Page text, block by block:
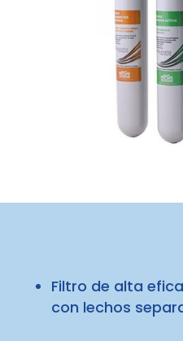
Filtro de alta
con lechos